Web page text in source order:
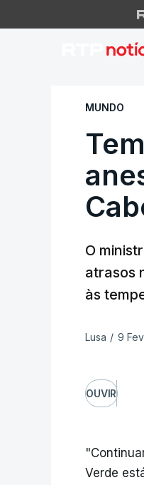
MUNDO
O
atrasos
às
Lusa / 9
OUVIR
Verde